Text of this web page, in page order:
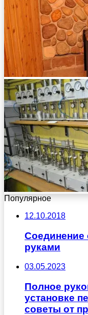
Популярное
12.10.2018
Соединение
руками
03.05.2023
Полное
установке
советы от